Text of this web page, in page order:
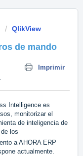
QlikView
de mando
Imprimir
Intelligence es
monitorizar el
de inteligencia de
los
a AHORA ERP
actualmente.